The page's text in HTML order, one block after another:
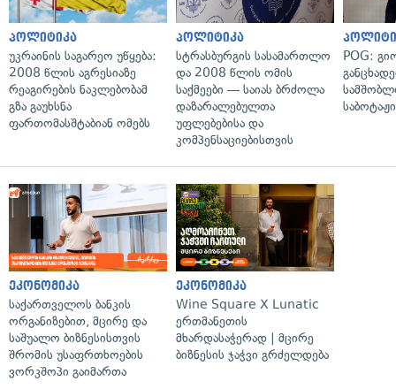
პოლიტიკა
უკრაინის საგარეო უწყება:
2008 წლის აგრესიაზე
რეაგირების ნაკლებობამ
გზა გაუხსნა
ფართომასშტაბიან ომებს
პოლიტიკა
სტრასბურგის სასამართლო
და 2008 წლის ომის
საქმეები — საიას ბრძოლა
დაზარალებულთა
უფლებებისა და
კომპენსაციებისთვის
POG:
ეკონომიკა
საქართველოს ბანკის
ორგანიზებით, მცირე და
საშუალო ბიზნესისთვის
შრომის უსაფრთხოების
ვორკშოპი გაიმართა
ეკონომიკა
Wine Square X Lunatic
ერთმანეთის
მხარდასაჭერად | მცირე
ბიზნესის ჯაჭვი გრძელდება